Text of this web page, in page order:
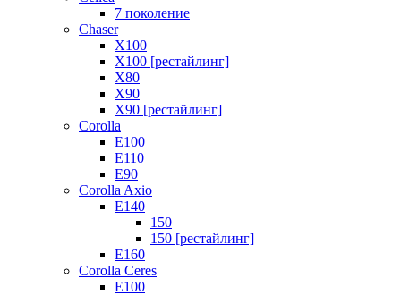
7 поколение
Chaser
X100
X100 [рестайлинг]
X80
X90
X90 [рестайлинг]
Corolla
E100
E110
E90
Corolla Axio
E140
150
150 [рестайлинг]
E160
Corolla Ceres
E100